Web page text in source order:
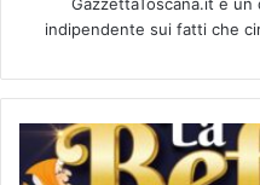
indipendente sui fatti che
M